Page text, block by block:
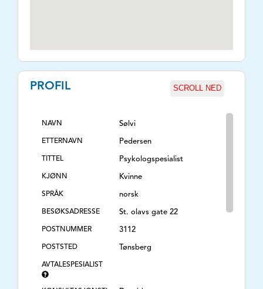
PROFIL SCROLL NED
NAVN Sølvi
ETTERNAVN Pedersen
TITTEL Psykologspesialist
KJØNN Kvinne
SPRÅK norsk
BESØKSADRESSE St. olavs gate 22
POSTNUMMER 3112
POSTSTED Tønsberg
AVTALESPESIALIST